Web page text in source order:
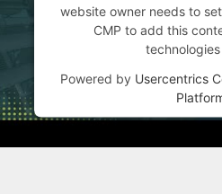
website owner needs to
CMP to add this
Powered by Usercentrics